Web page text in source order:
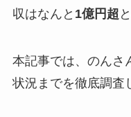
収はなんと 1億円超
本記事では、のんさ
状況までを徹底調査